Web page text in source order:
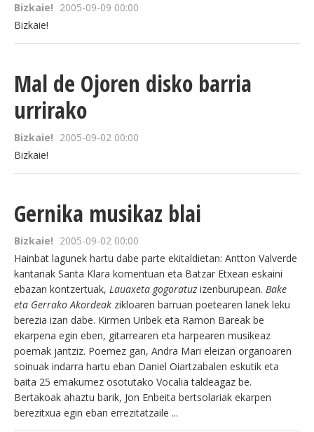
Bizkaie! 2005-09-09 00:00
Bizkaie!
Mal de Ojoren disko barria
urrirako
Bizkaie! 2005-09-02 00:00
Bizkaie!
Gernika musikaz blai
Bizkaie! 2005-09-02 00:00
Hainbat lagunek hartu dabe parte ekitaldietan: Antton Valverde
kantariak Santa Klara komentuan eta Batzar Etxean eskaini
ebazan kontzertuak, Lauaxeta gogoratuz izenburupean. Bake
eta Gerrako Akordeak zikloaren barruan poetearen lanek leku
berezia izan dabe. Kirmen Uribek eta Ramon Bareak be
ekarpena egin eben, gitarrearen eta harpearen musikeaz
poemak jantziz. Poemez gan, Andra Mari eleizan organoaren
soinuak indarra hartu eban Daniel Oiartzabalen eskutik eta
baita 25 emakumez osotutako Vocalia taldeagaz be.
Bertakoak ahaztu barik, Jon Enbeita bertsolariak ekarpen
berezitxua egin eban errezitatzaile ...